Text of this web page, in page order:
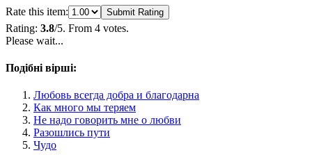
Rate this item: Submit Rating
Rating: 3.8/5. From 4 votes.
Please wait...
Подібні вірші:
Любовь всегда добра и благодарна
Как много мы теряем
Не надо говорить мне о любви
Разошлись пути
Чудо